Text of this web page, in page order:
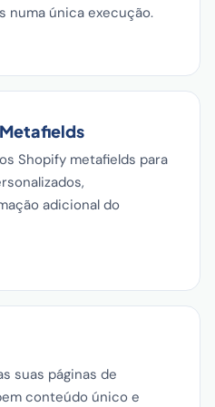
numa única execução.
Shopify metafields para
adicional do
suas páginas de
conteúdo único e